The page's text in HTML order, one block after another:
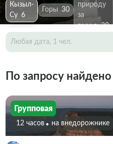
Кызыл-
Су 6
Горы 30
природу
за
город 30
Любая дата, 1 чел.
По запросу
Групповая
12 часов На внедорожнике